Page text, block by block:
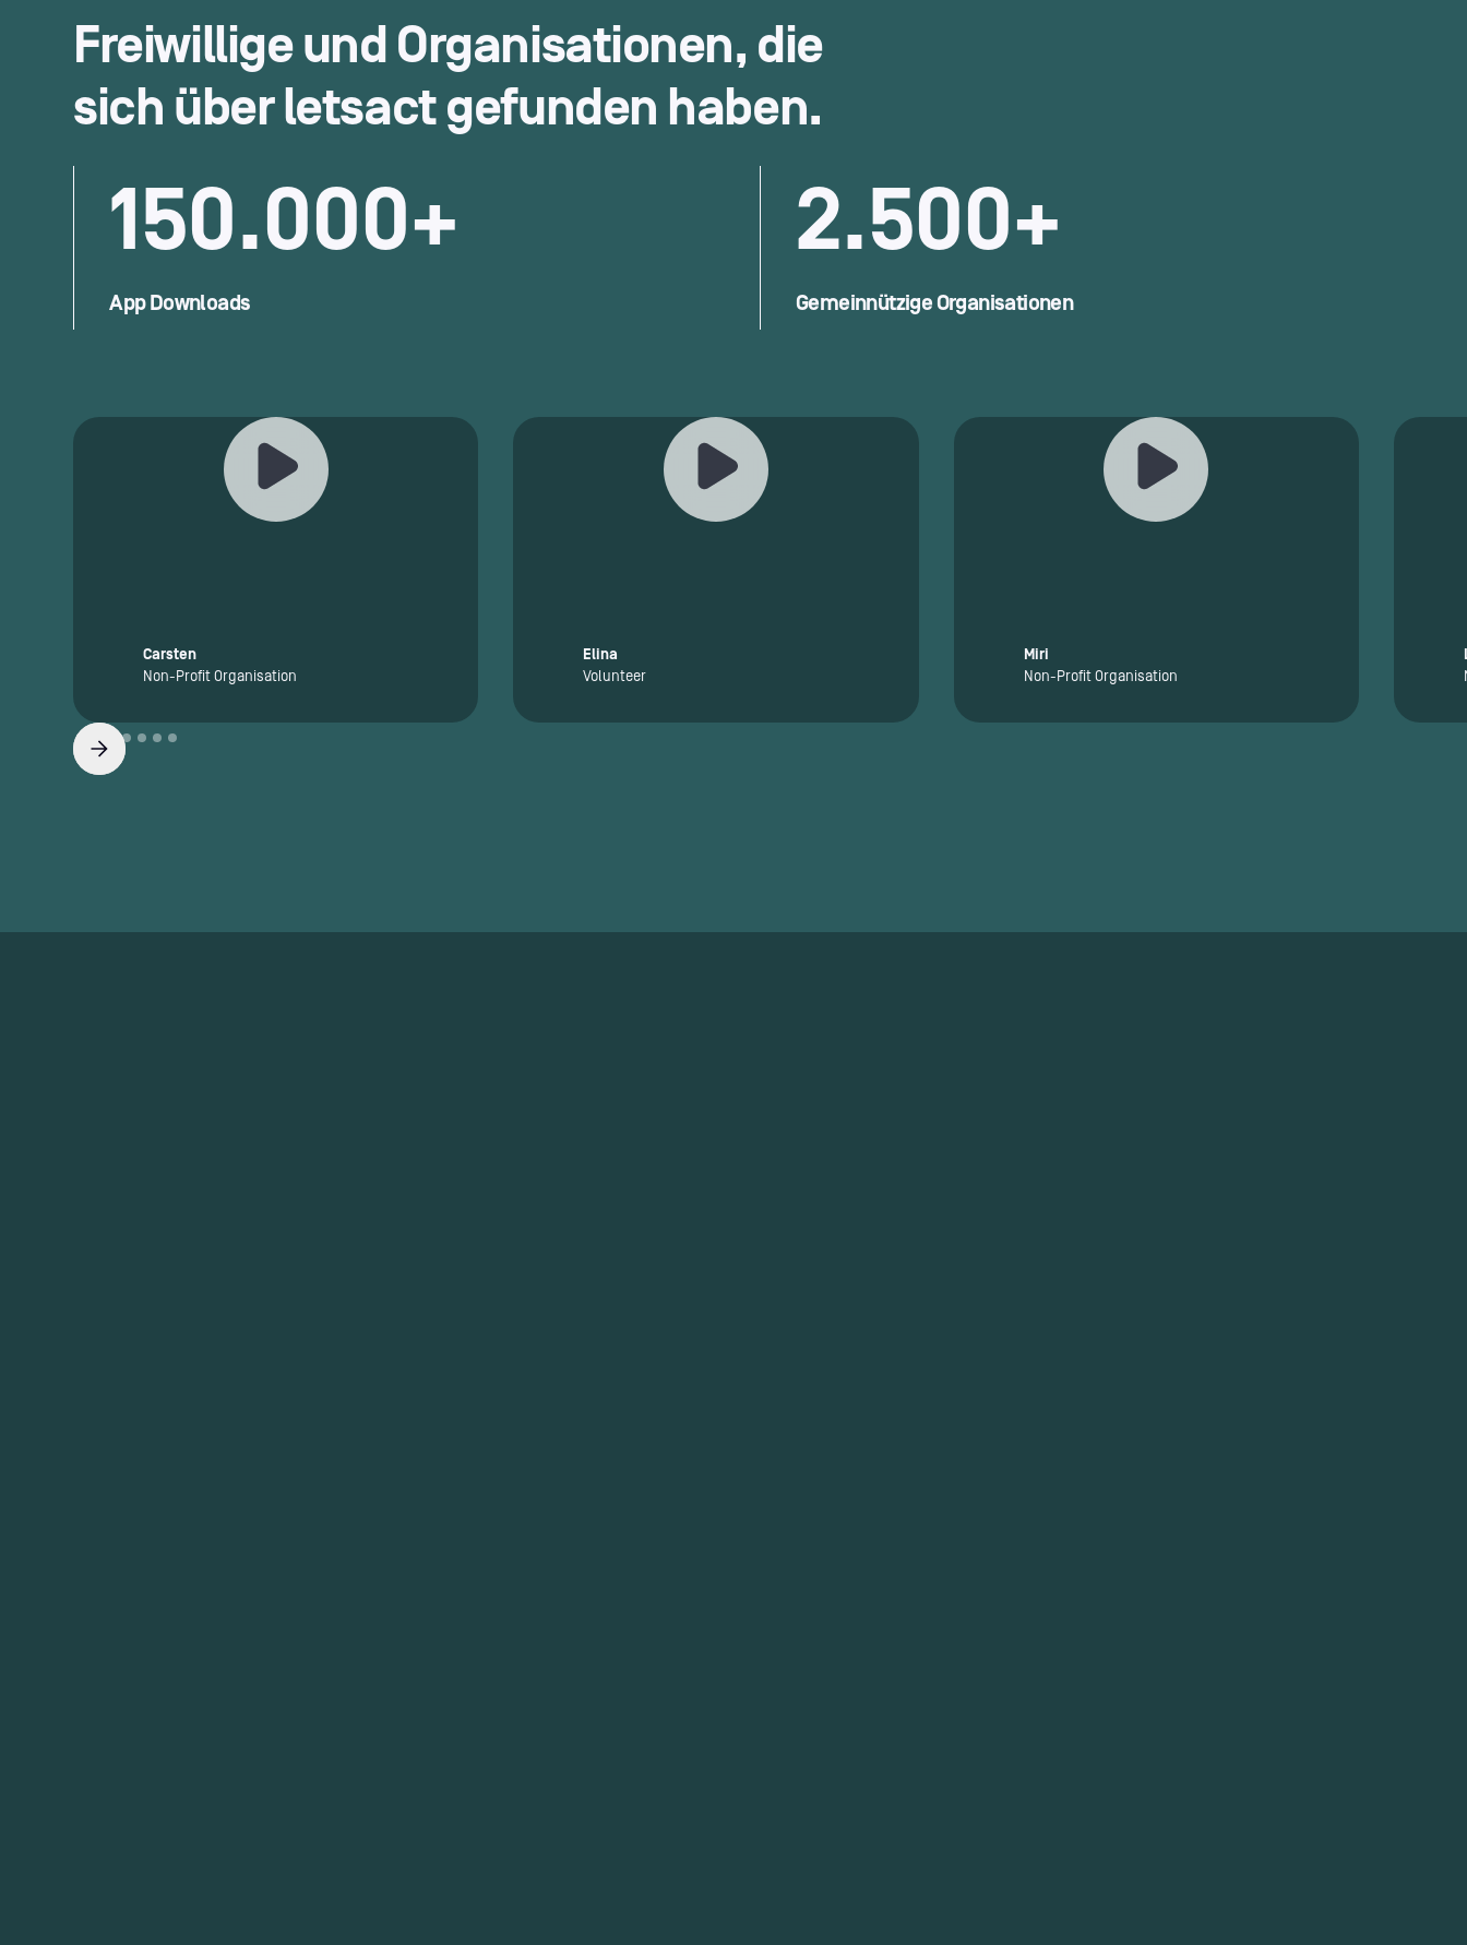
Freiwillige und Organisationen, die
sich überletsactgefunden haben.
150.000+
App Downloads
2.500+
Gemeinnützige Organisationen
Carsten
Non-Profit Organisation
Elina
Volunteer
Miri
Non-Profit Organisation